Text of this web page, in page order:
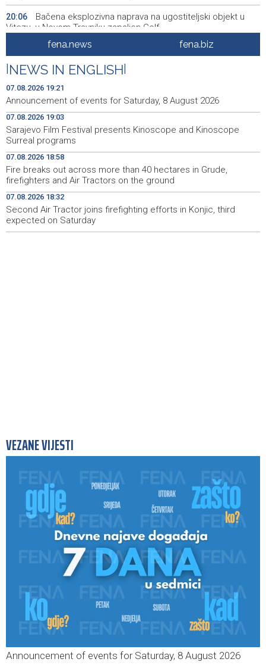
20:06
Bačena eksplozivna naprava na ugostiteljski objekt u
Vitezu, u Novom Travniku zapaljen Golf
Galerija ULUPUBiH otvara novu izlagačku sezonu,
predstavlja novi izlagački program
19:44 Faris Dževahirić novi nogometaš Veleža
Announcement of events for Saturday, 8 August 2026
19:10
Rudari Milanovića ubijedili da ode kući, Memčić se već
ponovo vratio u jamu 'Raspotočje'
19:03
Sarajevo Film Festival presents Kinoscope and
Kinoscope Surreal programs
19:00 Najave događaja za 8. 8. 2026. godine (subota)
fena.news fena.biz
NEWS IN ENGLISH
07.08.2026 19:21
Announcement of events for Saturday, 8 August 2026
07.08.2026 19:03
Sarajevo Film Festival presents Kinoscope and Kinoscope
Surreal programs
07.08.2026 18:58
Fire breaks out across more than 40 hectares in Grude,
firefighters and Air Tractors on the ground
07.08.2026 18:32
Second Air Tractor joins firefighting efforts in Konjic, third
expected on Saturday
VEZANE VIJESTI
Announcement of events for Saturday, 8 August 2026